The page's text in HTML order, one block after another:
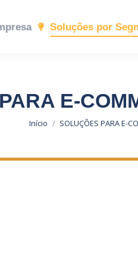
Soluções por
E-
Você está aqui:
Início SOLUÇÕES PARA E-
por Segmento Produtos